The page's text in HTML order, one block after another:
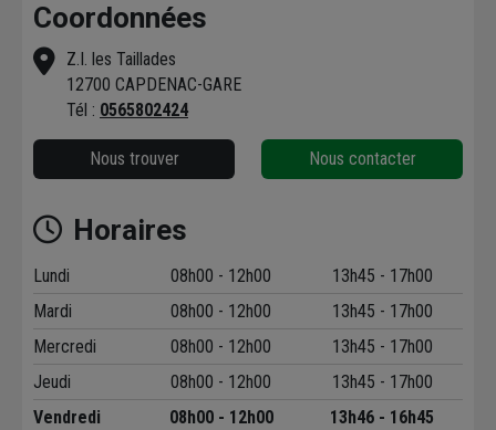
Coordonnées
Z.I. les Taillades
12700 CAPDENAC-GARE
Tél : 0565802424
Nous trouver Nous contacter
Horaires
Lundi 08h00 - 12h00
13h45 - 17h00
Mardi
08h00 - 12h00
13h45 - 17h00
Mercredi
08h00 - 12h00
13h45 - 17h00
Jeudi
08h00 - 12h00
13h45 - 17h00
Vendredi
08h00 - 12h00 13h46 - 16h45